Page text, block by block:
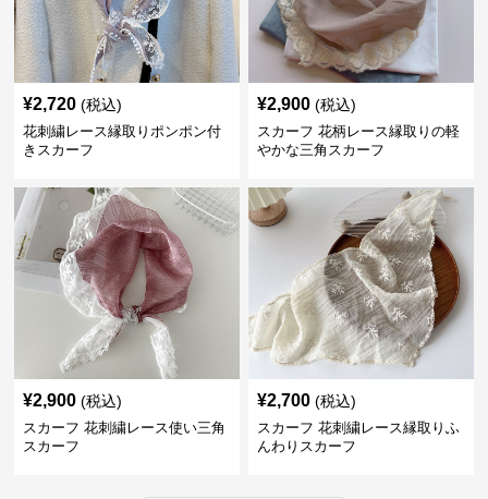
¥2,720 (税込)
花刺繍レース縁取りポンポン付
きスカーフ
¥2,900 (税込)
スカーフ 花柄レース縁取りの軽
やかな三角スカーフ
¥2,900 (税込)
スカーフ 花刺繍レース使い三角
スカーフ
¥2,700 (税込)
スカーフ 花刺繍レース縁取りふ
んわりスカーフ